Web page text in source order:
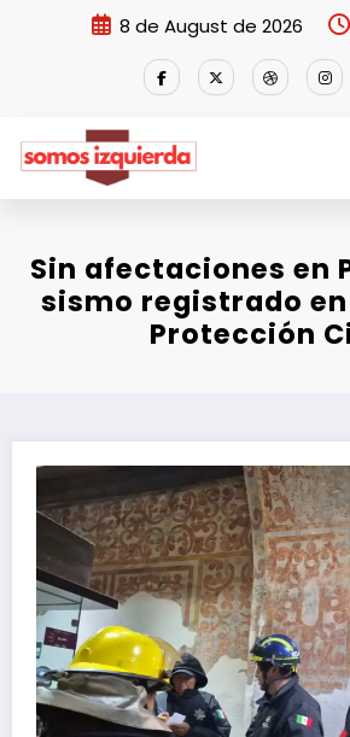
8 de August de 2026
Sin afectaciones en
sismo registrado
Protección